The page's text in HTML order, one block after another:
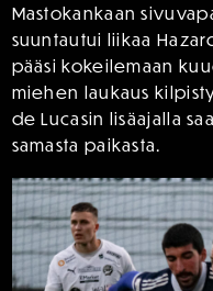
Mastokankaan
suuntautui liikaa
pääsi kokeilemaan
miehen laukaus
de Lucasin lisäajalla
samasta paikasta.